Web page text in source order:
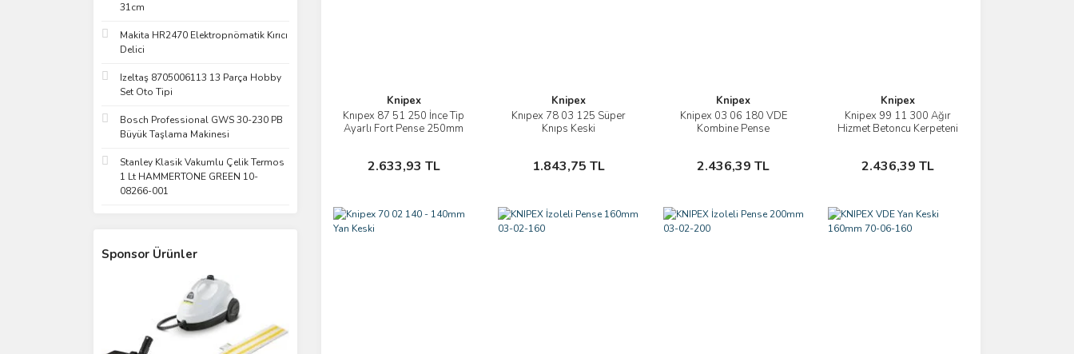
31cm
Makita HR2470 Elektropnömatik Kırıcı
Delici
Izeltaş 8705006113 13 Parça Hobby
Set Oto Tipi
Bosch Professional GWS 30-230 PB
Büyük Taşlama Makinesi
Stanley Klasik Vakumlu Çelik Termos
1 Lt HAMMERTONE GREEN 10-
08266-001
Sponsor Ürünler
Knipex
Knıpex 87 51 250 İnce Tip
Ayarlı Fort Pense 250mm
2.633,93 TL
İncele
Sepete Ekle
Knipex
Knıpex 78 03 125 Süper
Knıps Keski
1.843,75 TL
İncele
Sepete Ekle
Knipex
Knipex 03 06 180 VDE
Kombine Pense
2.436,39 TL
İncele
Sepete Ekle
Knipex
Knipex 99 11 300 Ağır
Hizmet Betoncu Kerpeteni
2.436,39 TL
İncele
Sepete Ekle